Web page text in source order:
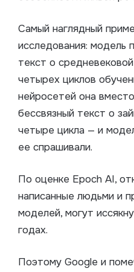
Самый наглядный
исследования: модель
текст о
четырех циклов
нейросетей она
бессвязный текст о
четыре цикла — и
ее спрашивали.
По оценке Epoch AI,
написанные людьми и
моделей, могут
годах.
Поэтому Google и